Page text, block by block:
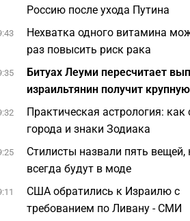
Россию после ухода Путина
Нехватка одного витамина
раз повысить риск рака
Битуах Леуми пересчитает
израильтянин получит
Практическая астрология: как
города и знаки Зодиака
Стилисты назвали пять вещей,
всегда будут в моде
США обратились к Израилю с
требованием по Ливану - СМИ